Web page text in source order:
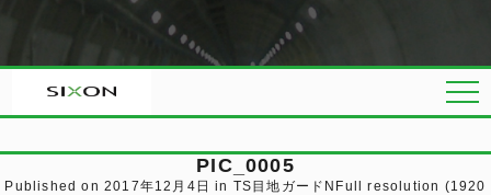
PIC_0005
Published on 2017年12月4日 in TS目地ガードN Full resolution (1920